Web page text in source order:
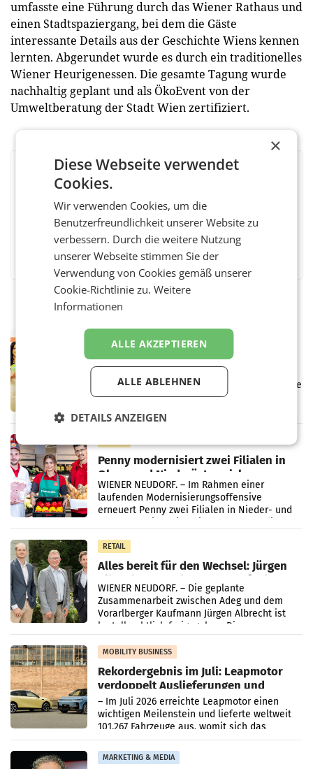
umfasste eine Führung durch das Wiener Rathaus und
einen Stadtspaziergang, bei dem die Gäste
interessante Details aus der Geschichte Wiens kennen
lernten. Abgerundet wurde es durch ein traditionelles
Wiener Heurigenessen. Die gesamte Tagung wurde
nachhaltig geplant und als ÖkoEvent von der
Umweltberatung der Stadt Wien zertifiziert.
BEWERTEN SIE DIESEN ARTIKEL
FacebookTwitter MessengerWhatsAppLinkedInXING Teilen
Eine Bühne für Zirkularität: ARA und
Müller informieren am POS über
Kreislauffähigkeit
Über den gesamten August hinweg rücken die
Altstoff Recycling Austria AG (ARA) und der
„Kreislauf-Helden“ in allen österreichischen
Penny modernisiert zwei Filialen in
Ober- und Niederösterreich
WIENER NEUDORF. – Im Rahmen einer
laufenden Modernisierungsoffensive
erneuert Penny zwei Filialen in Nieder- und
RETAIL
Alles bereit für den Wechsel: Jürgen
Albrecht setzt ab 1.1.2027 auf Adeg
WIENER NEUDORF. – Die geplante
Zusammenarbeit zwischen Adeg und dem
Vorarlberger Kaufmann Jürgen Albrecht ist
kartellrechtlich freigegeben: Die
Bundeswettbewerbsbehörde und der
Bundeskartellanwalt
MOBILITY BUSINESS
Rekordergebnis im Juli: Leapmotor
verdoppelt Auslieferungen und
überschreitet die 100.000er-Marke
– Im Juli 2026 erreichte Leapmotor einen
wichtigen Meilenstein und lieferte weltweit
101.267 Fahrzeuge aus, womit sich das
Ergebnis gegenüber Juli 2025 mehr als
verdoppelte (+102
MARKETING & MEDIA
×
Diese Webseite verwendet
Cookies.
Wir verwenden Cookies, um die
Benutzerfreundlichkeit unserer Website zu
verbessern. Durch die weitere Nutzung
unserer Webseite stimmen Sie der
Verwendung von Cookies gemäß unserer
Cookie-Richtlinie zu.Weitere
Informationen
ALLE AKZEPTIEREN
ALLE ABLEHNEN
DETAILS ANZEIGEN